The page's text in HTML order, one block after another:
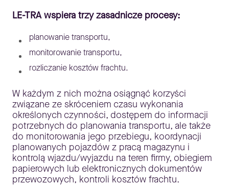
LE-TRA wspiera trzy zasadnicze procesy:
planowanie transportu,
monitorowanie transportu,
rozliczanie kosztów frachtu.
W każdym z nich można osiągnąć korzyści
związane ze skróceniem czasu wykonania
określonych czynności, dostępem do informacji
potrzebnych do planowania transportu, ale także
do monitorowania jego przebiegu, koordynacji
planowanych pojazdów z pracą magazynu i
kontrolą wjazdu/wyjazdu na teren firmy, obiegiem
papierowych lub elektronicznych dokumentów
przewozowych, kontroli kosztów frachtu.